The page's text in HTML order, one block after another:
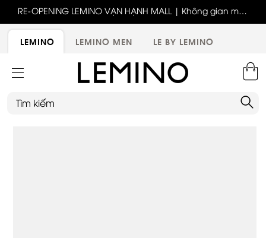
RE-OPENING LEMINO VẠN HẠNH MALL | Không gian mới,
trải nghiệm mới, ưu đãi tri ân đặc biệt
LEMINO
LEMINO MEN LE BY LEMINO